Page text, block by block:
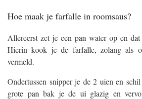
Hoe maak je farfalle in roomsaus?
Allereerst zet je een pan water op en
Hierin kook je de farfalle, zolang als
vermeld.
Ondertussen snipper je de 2 uien en
grote pan bak je de ui glazig en